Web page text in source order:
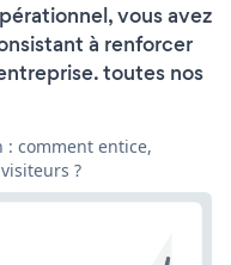
vous avez
à renforcer
toutes nos
comment entice,
?